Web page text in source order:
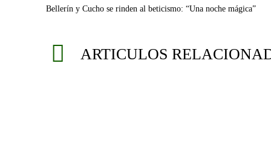
Bellerín y Cucho se rinden al beticismo: “Una noche mágica”
ARTICULOS